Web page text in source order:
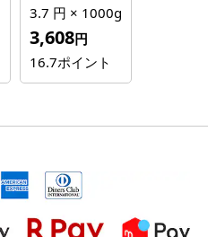
3.7 円 × 1000g
3,608円
16.7ポイント